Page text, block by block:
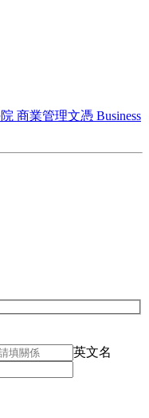
商業管理文憑 Business
英文名